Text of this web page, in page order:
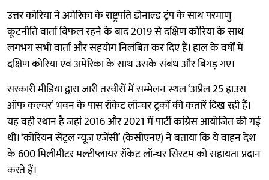
उत्तर कोरिया ने अमेरिका के राष्ट्रपति डोनाल्ड ट्रंप के साथ परमाणु
कूटनीति वार्ता विफल रहने के बाद 2019 से दक्षिण कोरिया के साथ
लगभग सभी वार्ता और सहयोग निलंबित कर दिए हैं। हाल के वर्षों में
दक्षिण कोरिया एवं अमेरिका के साथ उसके संबंध और बिगड़ गए।
सरकारी मीडिया द्वारा जारी तस्वीरों में सम्मेलन स्थल ‘अप्रैल 25 हाउस
ऑफ कल्चर’ भवन के पास रॉकेट लॉन्चर ट्रकों की कतारें दिख रही हैं।
यह वही स्थान है जहां 2016 और 2021 में पार्टी कांग्रेस आयोजित की गई
थी। ‘कोरियन सेंट्रल न्यूज एजेंसी’ (केसीएनए) ने बताया कि ये वाहन देश
के 600 मिलीमीटर मल्टीप्लायर रॉकेट लॉन्चर सिस्टम को सहायता प्रदान
करते हैं।